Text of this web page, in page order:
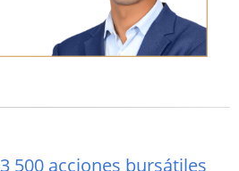
500 acciones bursátiles